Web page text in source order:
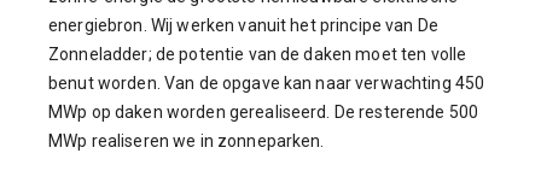
energiebron. Wij werken vanuit het principe van De
Zonneladder; de potentie van de daken moet ten volle
benut worden. Van de opgave kan naar verwachting 450
MWp op daken worden gerealiseerd. De resterende 500
MWp realiseren we in zonneparken.